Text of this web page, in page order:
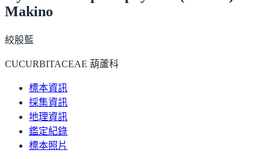
Makino
絞股藍
CUCURBITACEAE 葫蘆科
標本資訊
採集資訊
地理資訊
鑑定紀錄
標本照片